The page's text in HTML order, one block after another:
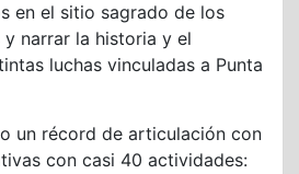
en el sitio sagrado de los
narrar la historia y el
luchas vinculadas a Punta
un récord de articulación con
con casi 40 actividades: